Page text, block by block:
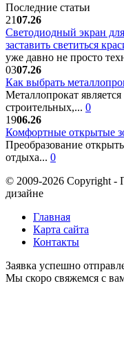
Последние статьи
2107.26
Светодиодный экран
заставить светиться
уже давно не просто
0307.26
Как выбрать
Металлопрокат
строительных,... 0
1906.26
Комфортные открытые
Преобразование
отдыха... 0
© 2009-2026 Copyright -
дизайне
Главная
Карта сайта
Контакты
Заявка успешно
Мы скоро свяжемся с